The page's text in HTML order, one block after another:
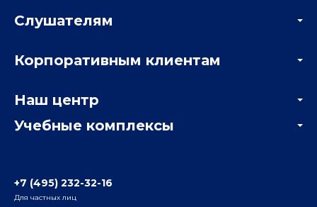
Учебные комплексы
Радио
Слушателям
Мастер-классы и вебинары
Корпоративным клиентам
Отзывы компаний
Наш центр
Информация о центре
+7 (495) 232-32-16
Для частных лиц